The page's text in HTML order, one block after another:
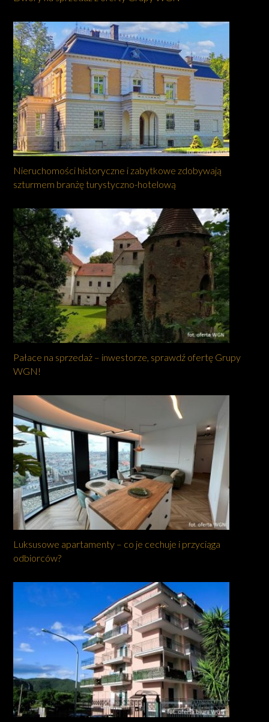
Nieruchomości historyczne i zabytkowe zdobywają
szturmem branżę turystyczno-hotelową
Pałace na sprzedaż – inwestorze, sprawdź ofertę Grupy
WGN!
Luksusowe apartamenty – co je cechuje i przyciąga
odbiorców?